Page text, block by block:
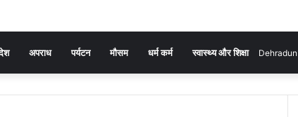
अपराध पर्यटन मौसम धर्म कर्म स्वास्थ्य और शिक्षा Dehradun